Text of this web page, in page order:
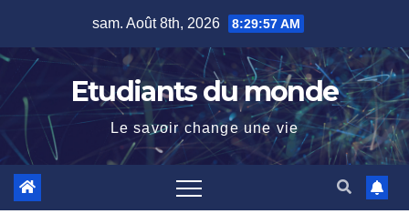
content
sam. Août 8th, 2026 8:29:58 AM
Etudiants du monde
Le savoir change une vie